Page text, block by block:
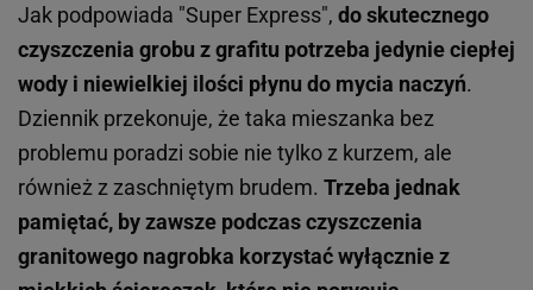
Jak podpowiada "Super Express", do skutecznego
czyszczenia grobu z grafitu potrzeba jedynie ciepłej
wody i niewielkiej ilości płynu do mycia naczyń.
Dziennik przekonuje, że taka mieszanka bez
problemu poradzi sobie nie tylko z kurzem, ale
również z zaschniętym brudem. Trzeba jednak
pamiętać, by zawsze podczas czyszczenia
granitowego nagrobka korzystać wyłącznie z